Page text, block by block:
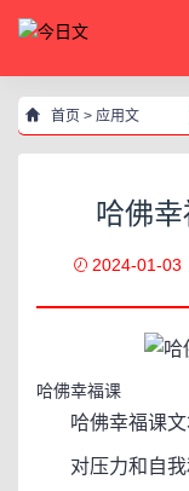
首页 > 应用文
哈佛幸
2024-01-03
哈佛幸福课
哈佛幸福课文
对压力和自我